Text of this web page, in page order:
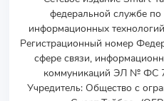
федеральной службе по
информационных
Регистрационный номер
сфере связи,
коммуникаций ЭЛ № ФС
Учредитель: Общество с